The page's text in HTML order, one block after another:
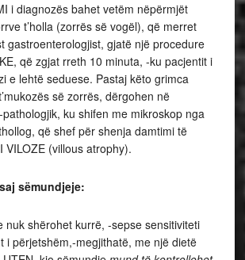
i diagnozës bahet vetëm nëpërmjët
t’holla (zorrës së vogël), që merret
gastroenterologjist, gjatë një procedure
që zgjat rreth 10 minuta, -ku pacjentit i
e lehtë seduese. Pastaj këto grimca
së zorrës, dërgohen në
ku shifen me mikroskop nga
që shef për shenja damtimi të
VILOZE (villous atrophy).
sëmundjeje:
nuk shërohet kurrë, -sepse sensitiviteti
i përjetshëm,-megjithatë, me një dietë